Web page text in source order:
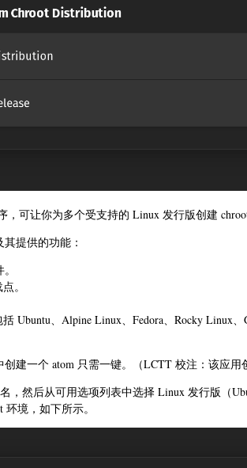
，可让你为多个受支持的 Linux 发行版创建 chroot
提供的功能：
。
Ubuntu、Alpine Linux、Fedora、Rocky Linux、
建一个 atom 只需一键。（LCTT 校注：该应用
，然后从可用选项列表中选择 Linux 发行版（
境，如下所示。